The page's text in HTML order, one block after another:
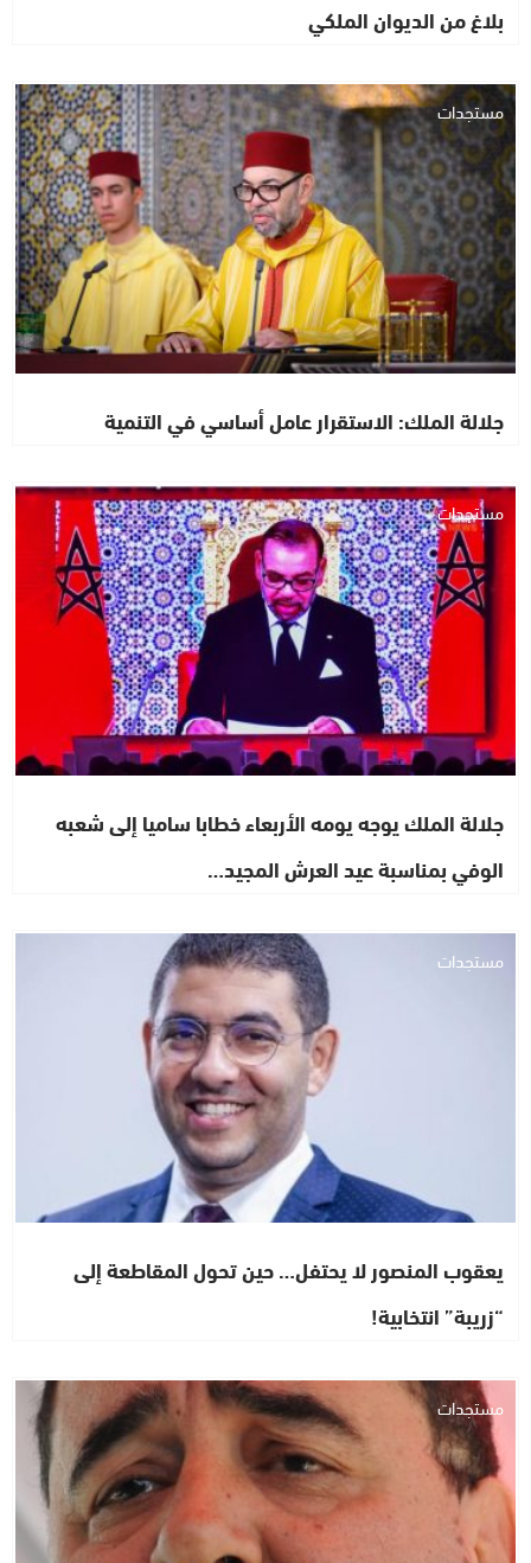
بلاغ من الديوان الملكي
مستجدات
جلالة الملك: الاستقرار عامل أساسي في التنمية
مستجدات
جلالة الملك يوجه يومه الأربعاء خطابا ساميا إلى شعبه
الوفي بمناسبة عيد العرش المجيد…
مستجدات
يعقوب المنصور لا يحتفل… حين تحول المقاطعة إلى
“زريبة” انتخابية!
مستجدات